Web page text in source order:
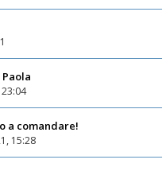
a comandare!
15:28